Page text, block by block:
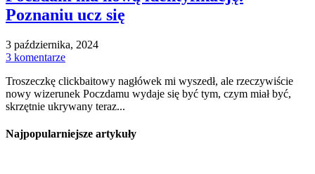
Poznaniu ucz się
3 października, 2024
3 komentarze
Troszeczkę clickbaitowy nagłówek mi wyszedł, ale rzeczywiście
nowy wizerunek Poczdamu wydaje się być tym, czym miał być,
skrzętnie ukrywany teraz...
Najpopularniejsze artykuły